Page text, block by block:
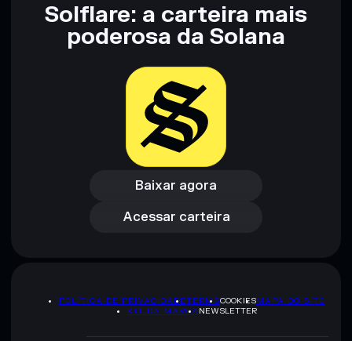
Solflare: a carteira mais
poderosa da Solana
Baixar agora
Baixar agora
Acessar carteira
Acessar carteira
POLÍTICA DE PRIVACIDADETERMSCOOKIESMAPA DO SITE
KIT DA MARCA NEWSLETTER